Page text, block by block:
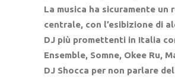
La musica ha sicuramente un
centrale, con l’esibizione di
DJ più promettenti in Italia
Ensemble, Somne, Okee Ru,
DJ Shocca per non parlare